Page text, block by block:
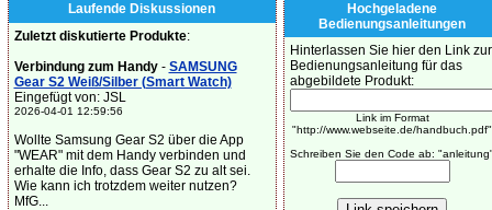
Laufende Diskussionen
Zuletzt diskutierte Produkte:
Verbindung zum Handy- SAMSUNG
Gear S2 Weiß/Silber (Smart Watch)
Eingefügt von: JSL
2026-04-01 12:59:56
Wollte Samsung Gear S2 über die App
"WEAR" mit dem Handy verbinden und
erhalte die Info, dass Gear S2 zu alt sei.
Wie kann ich trotzdem weiter nutzen?
MfG...
Hochgeladene
Bedienungsanleitungen
Hinterlassen Sie hier den Link zur
Bedienungsanleitung für das
abgebildete Produkt:
Link im Format
"http://www.webseite.de/handbuch.pdf"
Schreiben Sie den Code ab: